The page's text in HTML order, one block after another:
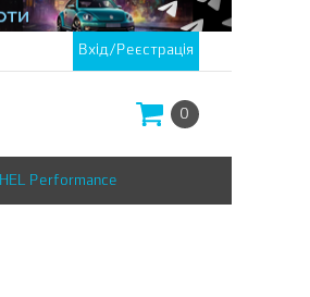
Вхід/Реєстрація
0
HEL Performance